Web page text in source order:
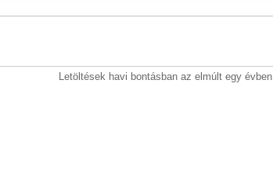
Letöltések havi bontásban az elmúlt egy évben